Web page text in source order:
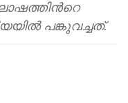
പങ്കുവച്ചത്.